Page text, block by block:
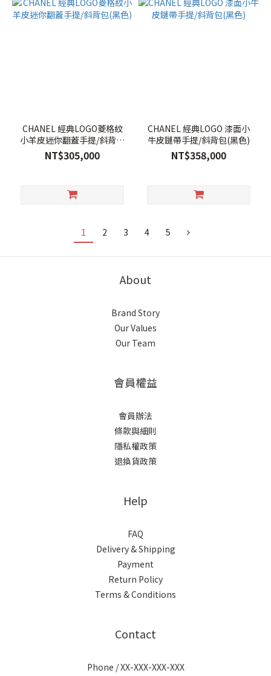
CHANEL 經典LOGO菱格紋
小羊皮迷你翻蓋手提/斜背包
(黑色)
NT$305,000
CHANEL 經典LOGO 漆面小
牛皮鏈帶手提/斜背包(黑色)
NT$358,000
1 2 3 4 5
About
Brand Story
Our Values
Our Team
會員權益
會員辦法
條款與細則
隱私權政策
退換貨政策
Help
FAQ
Delivery & Shipping
Payment
Return Policy
Terms & Conditions
Contact
Phone / XX-XXX-XXX-XXX